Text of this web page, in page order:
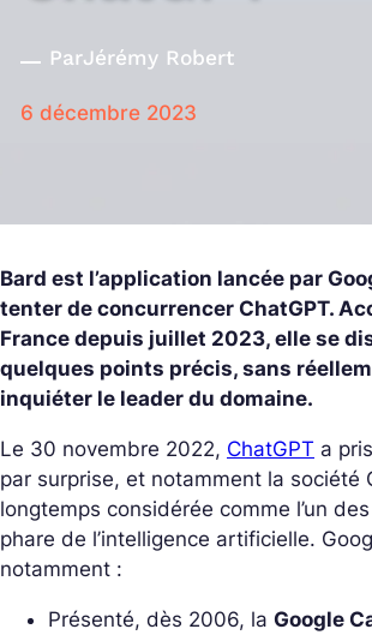
ParJérémy Robert
6 décembre 2023
Bard est l’application lancée par
tenter de concurrencer ChatGPT.
France depuis juillet 2023, elle se
quelques points précis, sans
inquiéter le leader du domaine.
Le 30 novembre 2022, ChatGPT a
par surprise, et notamment la société
longtemps considérée comme l’un
phare de l’intelligence artificielle.
notamment :
Présenté, dès 2006, la Google